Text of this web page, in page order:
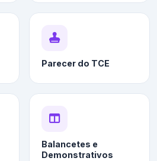
Parecer do TCE
Balancetes e
Demonstrativos